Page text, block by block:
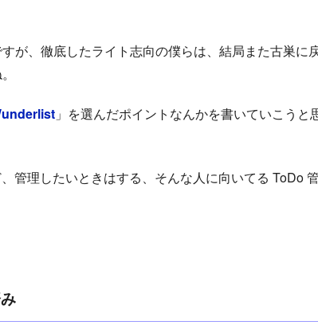
が、徹底したライト志向の僕らは、結局また古巣に
」を選んだポイントなんかを書いていこうと
管理したいときはする、そんな人に向いてる ToDo 管